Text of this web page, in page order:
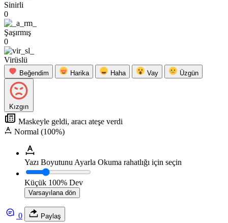
Sinirli
0
Şaşırmış
0
Virüslü
Beğendim Harika Haha Vay Üzgün
Kızgın
Maskeyle geldi, aracı ateşe verdi
Normal (100%)
Yazı Boyutunu Ayarla Okuma rahatlığı için seçin
Küçük 100% Dev
Varsayılana dön
0 Paylaş